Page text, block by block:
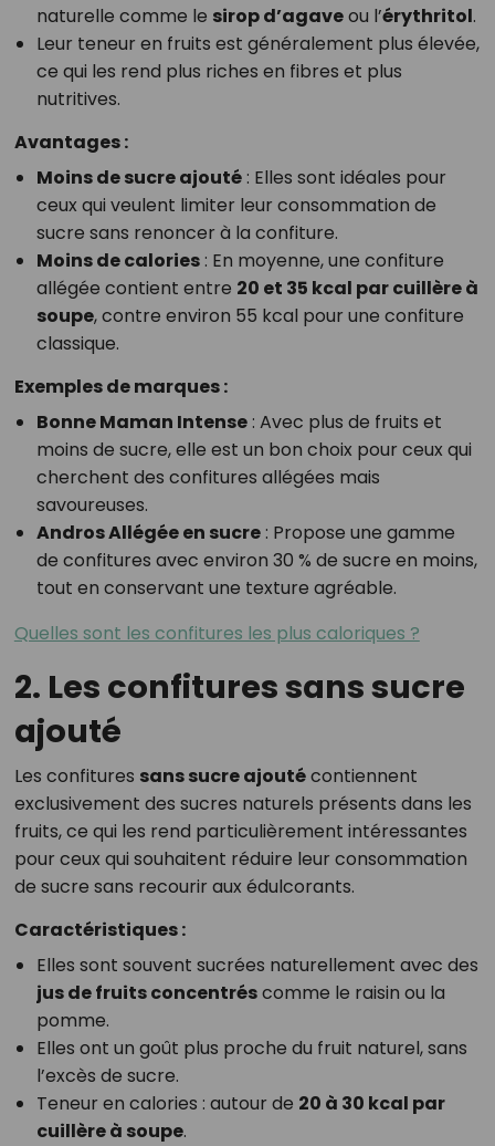
naturelle comme le sirop d’agaveou l’érythritol.
Leur teneur en fruits est généralement plus élevée,
ce qui les rend plus riches en fibres et plus
nutritives.
Avantages :
Moins de sucre ajouté: Elles sont idéales pour
ceux qui veulent limiter leur consommation de
sucre sans renoncer à la confiture.
Moins de calories: En moyenne, une confiture
allégée contient entre 20 et 35 kcal par cuillère à
soupe, contre environ 55 kcal pour une confiture
classique.
Exemples de marques :
Bonne Maman Intense: Avec plus de fruits et
moins de sucre, elle est un bon choix pour ceux qui
cherchent des confitures allégées mais
savoureuses.
Andros Allégée en sucre: Propose une gamme
de confitures avec environ 30 % de sucre en moins,
tout en conservant une texture agréable.
Quelles sont les confitures les plus caloriques ?
2. Les confitures sans sucre
ajouté
Les confitures sans sucre ajoutécontiennent
exclusivement des sucres naturels présents dans les
fruits, ce qui les rend particulièrement intéressantes
pour ceux qui souhaitent réduire leur consommation
de sucre sans recourir aux édulcorants.
Caractéristiques :
Elles sont souvent sucrées naturellement avec des
jus de fruits concentréscomme le raisin ou la
pomme.
Elles ont un goût plus proche du fruit naturel, sans
l’excès de sucre.
Teneur en calories : autour de 20 à 30 kcal par
cuillère à soupe.